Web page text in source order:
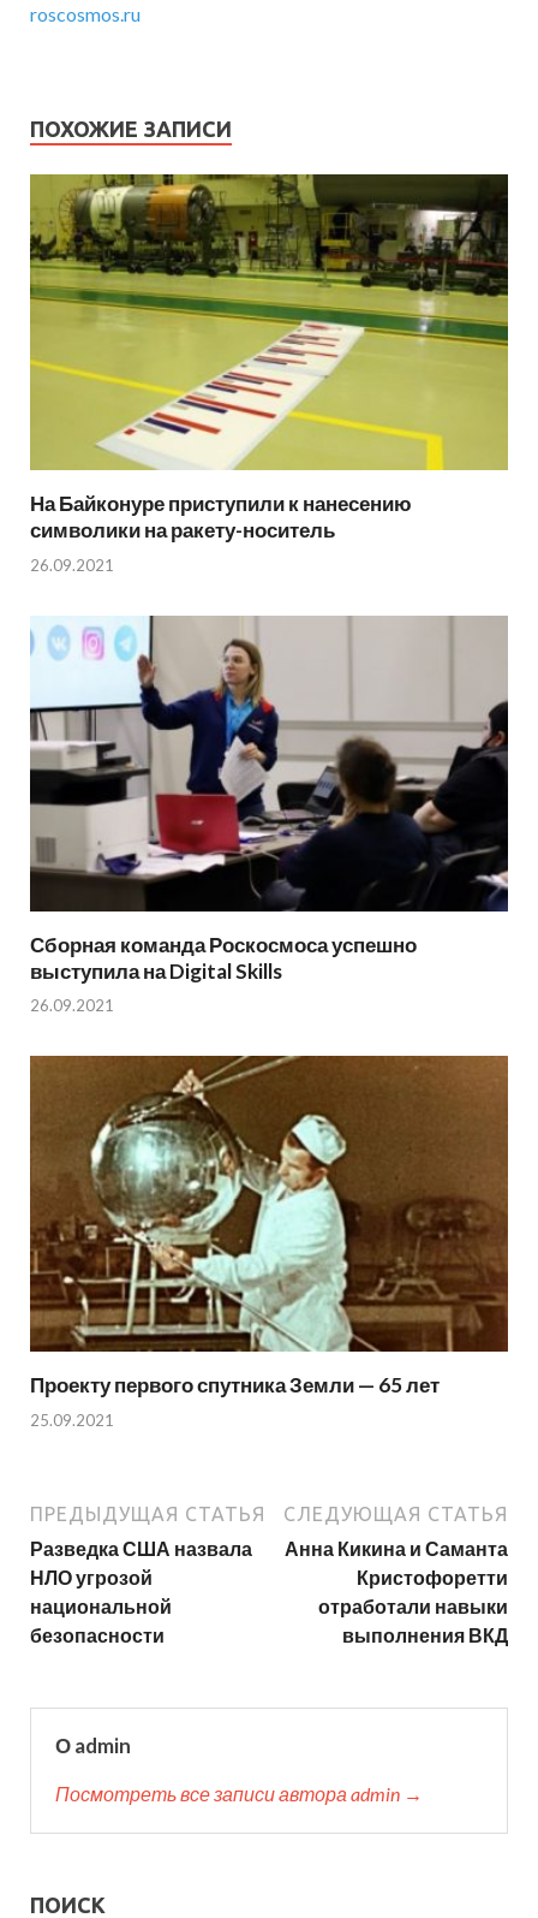
roscosmos.ru
ПОХОЖИЕ ЗАПИСИ
На Байконуре приступили к нанесению
символики на ракету-носитель
26.09.2021
Сборная команда Роскосмоса успешно
выступила на Digital Skills
26.09.2021
Проекту первого спутника Земли — 65 лет
25.09.2021
ПРЕДЫДУЩАЯ СТАТЬЯ
Разведка США назвала
НЛО угрозой
национальной
безопасности
СЛЕДУЮЩАЯ СТАТЬЯ
Анна Кикина и Саманта
Кристофоретти
отработали навыки
выполнения ВКД
О admin
Посмотреть все записи автора admin →
ПОИСК